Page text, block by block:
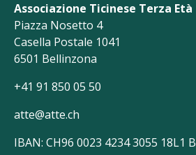
Associazione Ticinese Terza Età
Piazza Nosetto 4
Casella Postale 1041
6501 Bellinzona
+41 91 850 05 50
atte@atte.ch
IBAN: CH96 0023 4234 3055 18L1 B